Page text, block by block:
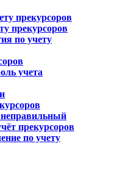
прекурсоров
прекурсоров
по учету
учета
неправильный
прекурсоров
по учету